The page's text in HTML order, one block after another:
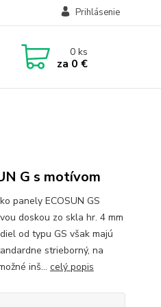
Prihlásenie
0ks
za 0 €
G s motívom
panely ECOSUN GS
doskou zo skla hr. 4 mm
od typu GS však majú
strieborný, na
inš... celý popis